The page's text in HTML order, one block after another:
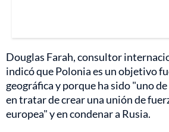
Douglas Farah, consultor
indicó que Polonia es un objetivo
geográfica y porque ha sido "uno
en tratar de crear una unión de
europea" y en condenar a Rusia.